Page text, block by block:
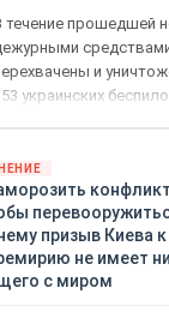
течение прошедшей
и
украинских
Липецкой,
Самарской,
призыв Киева к
не имеет
с миром